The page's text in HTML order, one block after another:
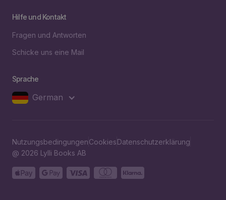
Hilfe und Kontakt
Fragen und Antworten
Schicke uns eine Mail
Sprache
German
NutzungsbedingungenCookiesDatenschutzerklärung
@ 2026 Lylli Books AB